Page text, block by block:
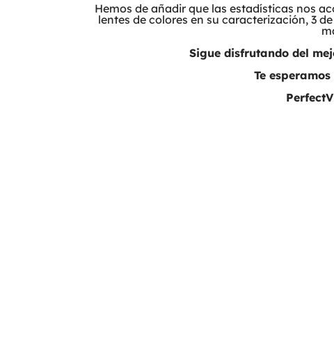
Hemos de añadir que las estadísticas nos
lentes de colores en su caracterización, 3
Sigue disfrutando del
Te